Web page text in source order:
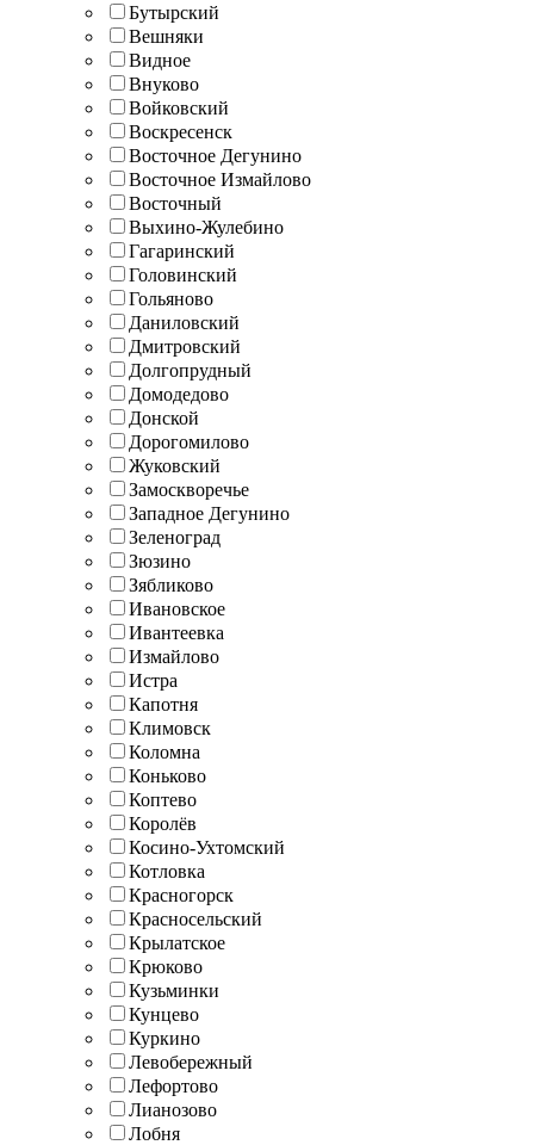
Бутырский
Вешняки
Видное
Внуково
Войковский
Воскресенск
Восточное Дегунино
Восточное Измайлово
Восточный
Выхино-Жулебино
Гагаринский
Головинский
Гольяново
Даниловский
Дмитровский
Долгопрудный
Домодедово
Донской
Дорогомилово
Жуковский
Замоскворечье
Западное Дегунино
Зеленоград
Зюзино
Зябликово
Ивановское
Ивантеевка
Измайлово
Истра
Капотня
Климовск
Коломна
Коньково
Коптево
Королёв
Косино-Ухтомский
Котловка
Красногорск
Красносельский
Крылатское
Крюково
Кузьминки
Кунцево
Куркино
Левобережный
Лефортово
Лианозово
Лобня